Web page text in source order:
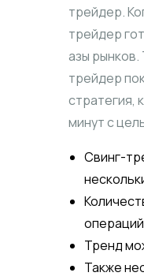
трейдер.
трейдер
азы рынков.
трейдер
стратегия,
минут с
Свинг-
Тренд
Также